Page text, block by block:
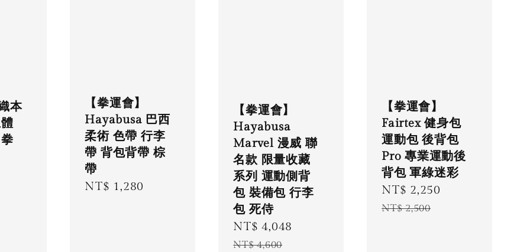
本
【拳運會】
Hayabusa 巴西
柔術 色帶 行李
帶 背包背帶 棕
帶
Regular
NT$ 1,280
【拳運會】
Hayabusa
Marvel 漫威 聯
名款 限量收藏
系列 運動側背
包 裝備包 行李
包 死侍
Sale
price
NT$ 4,048
NT$ 4,600
【拳運會】
Fairtex 健身包
運動包 後背包
Pro 專業運動後
背包 軍綠迷彩
Sale
price
NT$ 2,250
NT$ 2,500